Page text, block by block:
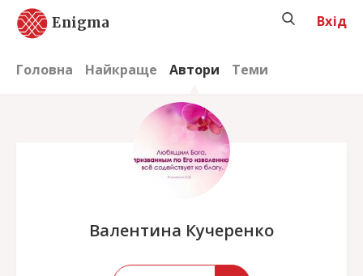
Enigma
Головна Найкраще Автори Теми
Вхід
Валентина Кучеренко